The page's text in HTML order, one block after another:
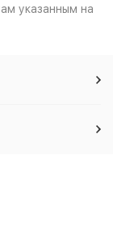
указанным на